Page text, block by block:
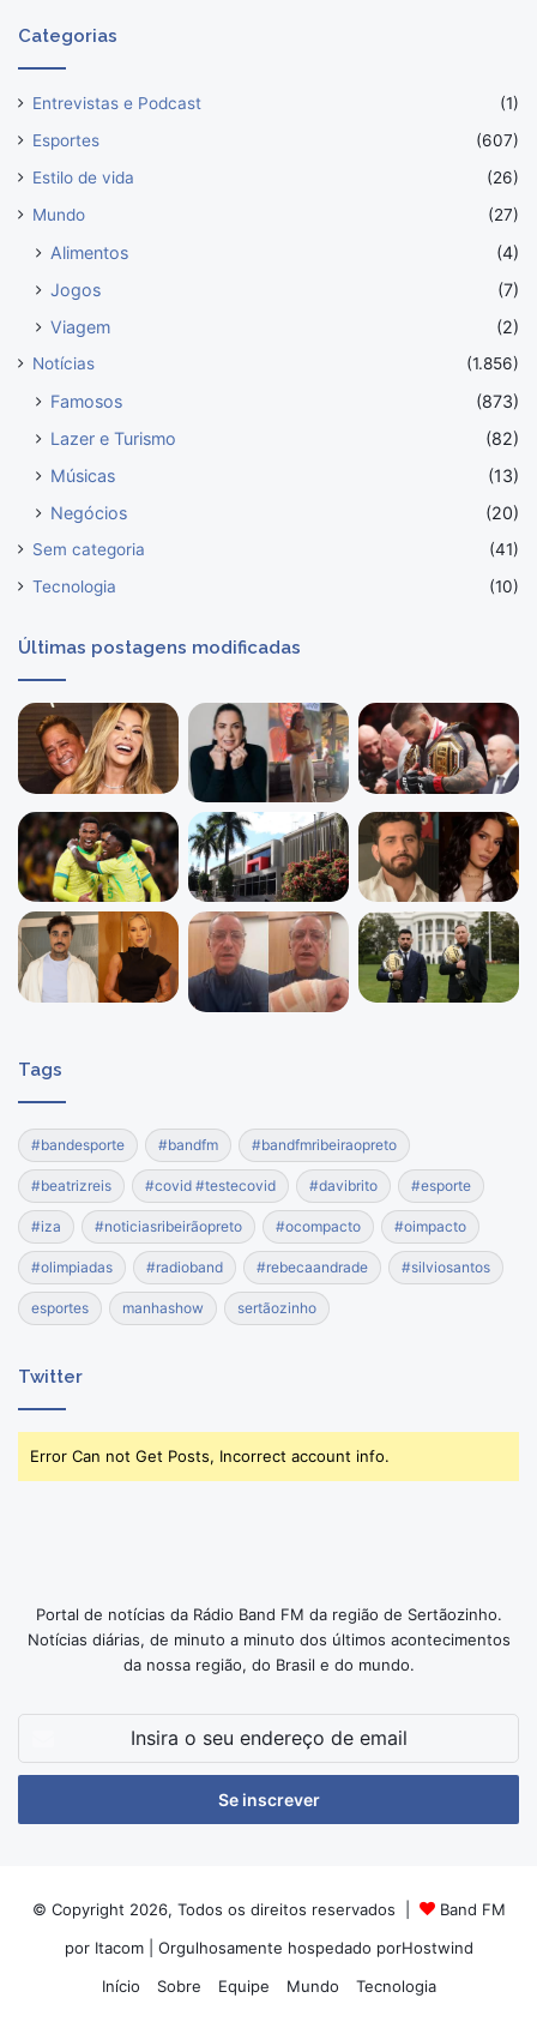
Categorias
Entrevistas e Podcast
(1)
Esportes
(607)
Estilo de vida
(26)
Mundo
(27)
Alimentos
(4)
Jogos
(7)
Viagem
(2)
Notícias (1.856)
Famosos
(873)
Lazer e Turismo
(82)
Músicas
(13)
Negócios
(20)
Sem categoria
(41)
Tecnologia
(10)
Últimas postagens modificadas
Tags
#bandesporte #bandfm #bandfmribeiraopreto
#beatrizreis #covid #testecovid #davibrito #esporte
#iza #noticiasribeirãopreto #ocompacto #oimpacto
#olimpiadas #radioband #rebecaandrade #silviosantos
esportes manhashow sertãozinho
Twitter
Error Can not Get Posts, Incorrect account info.
Portal de notícias da Rádio Band FM da região de Sertãozinho.
Notícias diárias, de minuto a minuto dos últimos acontecimentos
da nossa região, do Brasil e do mundo.
Insira
seu
de
© Copyright 2026, Todos os direitos reservados |
Band FM
por Itacom| Orgulhosamente hospedado porHostwind
Início
Sobre Equipe Mundo Tecnologia